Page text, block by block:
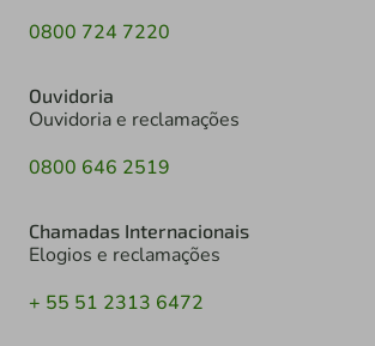
0800 724 7220
Ouvidoria
Ouvidoria e reclamações
0800 646 2519
Chamadas Internacionais
Elogios e reclamações
+ 55 51 2313 6472